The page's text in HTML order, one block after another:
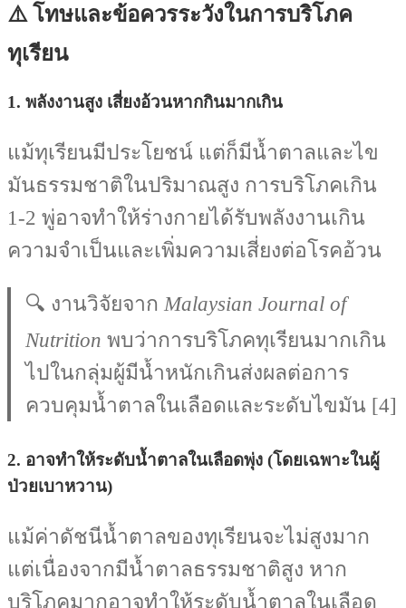
⚠️ โทษและข้อควรระวังในการบริโภค
ทุเรียน
1. พลังงานสูง เสี่ยงอ้วนหากกินมากเกิน
แม้ทุเรียนมีประโยชน์ แต่ก็มีน้ำตาลและไข
มันธรรมชาติในปริมาณสูง การบริโภคเกิน
1-2 พู่อาจทำให้ร่างกายได้รับพลังงานเกิน
ความจำเป็นและเพิ่มความเสี่ยงต่อโรคอ้วน
🔍 งานวิจัยจาก Malaysian Journal of
Nutrition พบว่าการบริโภคทุเรียนมากเกิน
ไปในกลุ่มผู้มีน้ำหนักเกินส่งผลต่อการ
ควบคุมน้ำตาลในเลือดและระดับไขมัน [4]
2. อาจทำให้ระดับน้ำตาลในเลือดพุ่ง (โดยเฉพาะในผู้
ป่วยเบาหวาน)
แม้ค่าดัชนีน้ำตาลของทุเรียนจะไม่สูงมาก
แต่เนื่องจากมีน้ำตาลธรรมชาติสูง หาก
บริโภคมากอาจทำให้ระดับน้ำตาลในเลือด